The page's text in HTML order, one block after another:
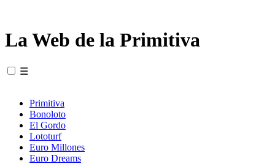
La Web de la Primitiva
☰
Primitiva
Bonoloto
El Gordo
Lototurf
Euro Millones
Euro Dreams